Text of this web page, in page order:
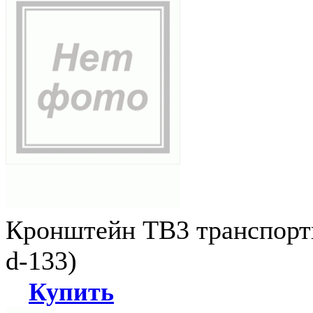
Кронштейн ТВ3
d-133)
Купить